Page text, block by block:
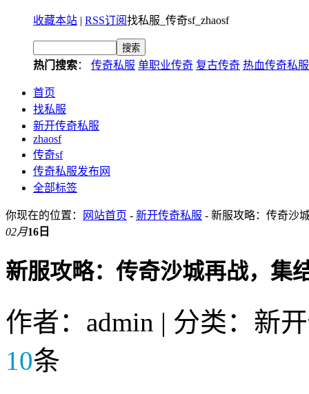
收藏本站 | RSS订阅找私服_传奇sf_zhaosf
热门搜索： 传奇私服 单职业传奇 复古传奇 热血传奇私服
首页
找私服
新开传奇私服
zhaosf
传奇sf
传奇私服发布网
全部标签
你现在的位置： 网站首页 - 新开传奇私服 - 新服攻略：传奇沙
02月16日
新服攻略：传奇沙城再战，集
作者：admin | 分类：新
10条